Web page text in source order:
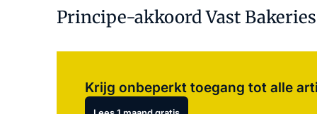
Principe-akkoord Vast Bakeries
Krijg onbeperkt toegang tot alle